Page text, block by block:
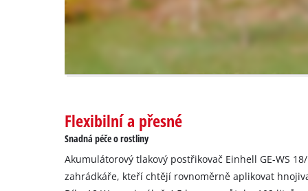
website
owner
their
CMP
to
this
Flexibilní a přesné
Snadná péče o rostliny
Akumulátorový tlakový postřikovač Einhell GE-WS
zahrádkáře, kteří chtějí rovnoměrně aplikovat